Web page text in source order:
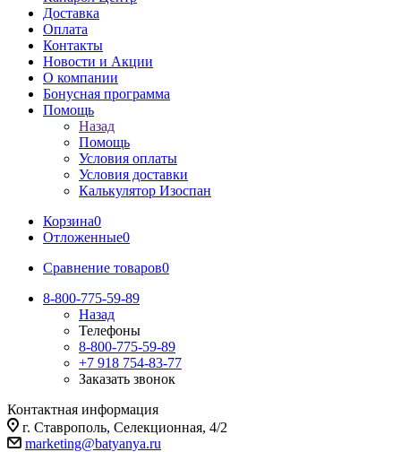
Доставка
Оплата
Контакты
Новости и Акции
О компании
Бонусная программа
Помощь
Назад
Помощь
Условия оплаты
Условия доставки
Калькулятор Изоспан
Корзина0
Отложенные0
Сравнение товаров0
8-800-775-59-89
Назад
Телефоны
8-800-775-59-89
+7 918 754-83-77
Заказать звонок
Контактная информация
г. Ставрополь, Селекционная, 4/2
marketing@batyanya.ru